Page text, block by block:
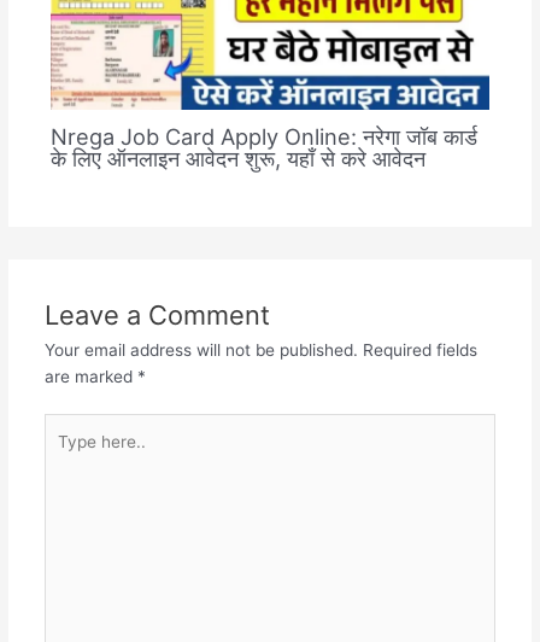
Nrega Job Card Apply Online: नरेगा जॉब कार्ड
के लिए ऑनलाइन आवेदन शुरू, यहाँ से करे आवेदन
Leave a Comment
Your email address will not be published. Required fields
are marked *
here..